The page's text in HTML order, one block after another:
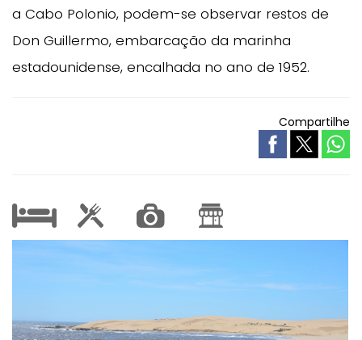
a Cabo Polonio, podem-se observar restos de
Don Guillermo, embarcação da marinha
estadounidense, encalhada no ano de 1952.
Compartilhe